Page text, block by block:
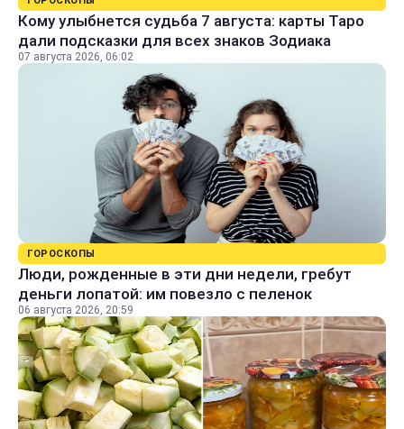
Кому улыбнется судьба 7 августа: карты Таро
дали подсказки для всех знаков Зодиака
07 августа 2026, 06:02
ГОРОСКОПЫ
Люди, рожденные в эти дни недели, гребут
деньги лопатой: им повезло с пеленок
06 августа 2026, 20:59